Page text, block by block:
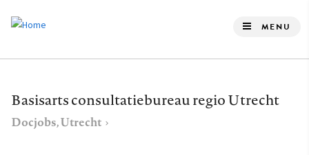
de
gaan
MENU
Basisarts consultatiebureau regio Utrecht
Docjobs, Utrecht